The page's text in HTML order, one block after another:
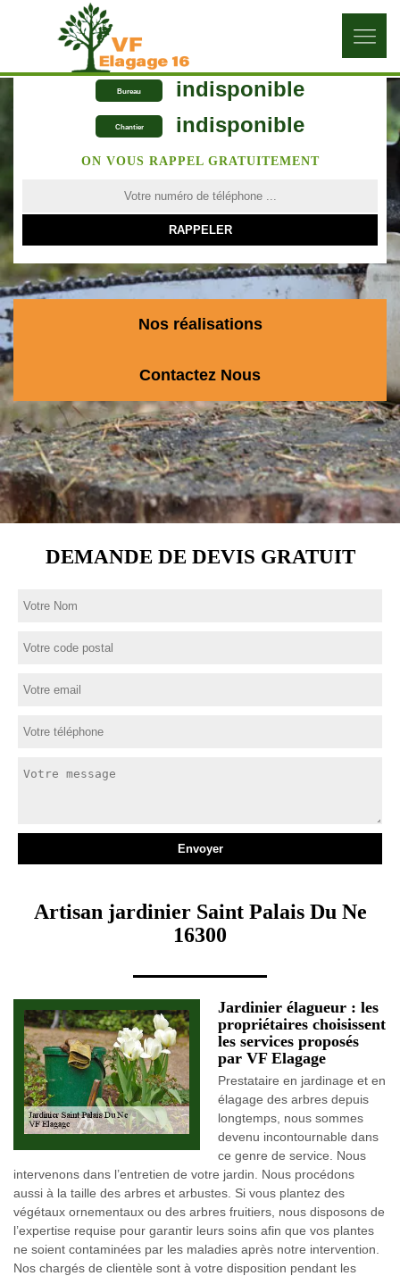
Bureau indisponible
Chantier indisponible
ON VOUS RAPPEL GRATUITEMENT
Nos réalisations
Contactez Nous
DEMANDE DE DEVIS GRATUIT
Artisan jardinier Saint Palais Du Ne
16300
Jardinier élagueur : les
propriétaires choisissent
les services proposés
par VF Elagage
Prestataire en jardinage et en
élagage des arbres depuis
longtemps, nous sommes
devenu incontournable dans
ce genre de service. Nous
intervenons dans l’entretien de votre jardin. Nous procédons
aussi à la taille des arbres et arbustes. Si vous plantez des
végétaux ornementaux ou des arbres fruitiers, nous disposons de
l’expertise requise pour garantir leurs soins afin que vos plantes
ne soient contaminées par les maladies après notre intervention.
Nos chargés de clientèle sont à votre disposition pendant les